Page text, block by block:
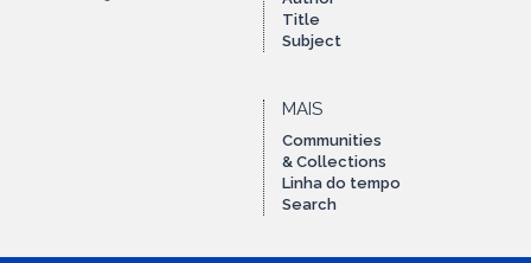
Title
Subject
MAIS
Communities
& Collections
Linha do tempo
Search